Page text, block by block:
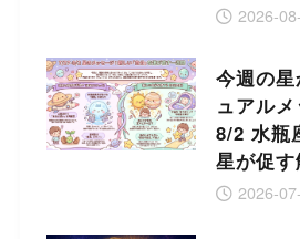
2026-
今週の
ュアル
8/2 水瓶
星が促
2026-